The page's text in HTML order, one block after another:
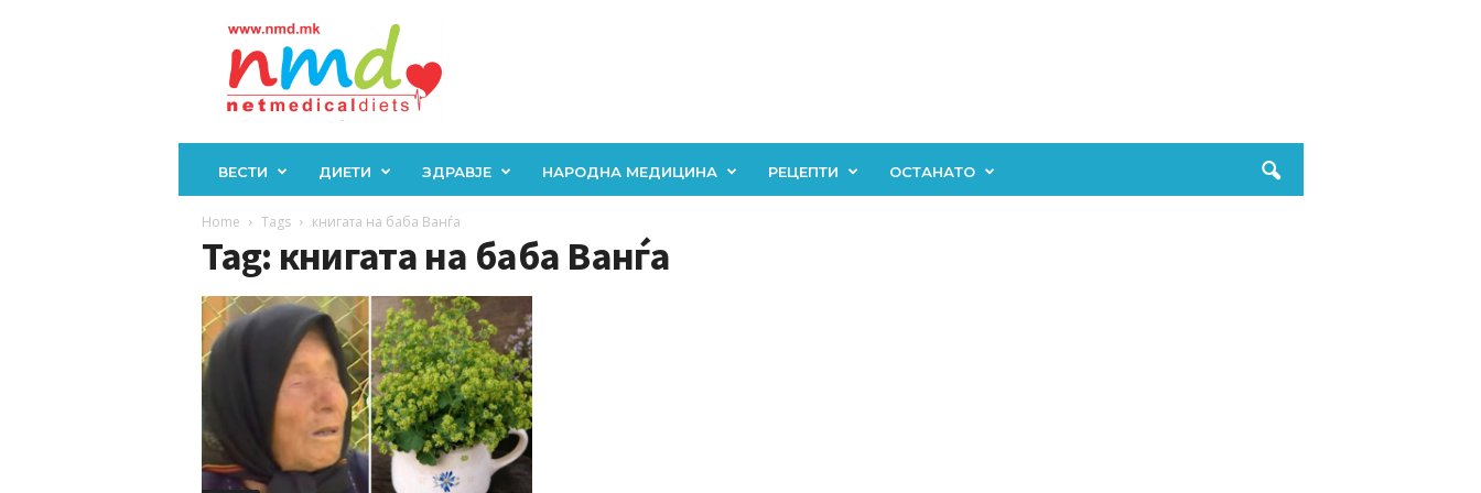
ВЕСТИ ДИЕТИ ЗДРАВЈЕ НАРОДНА МЕДИЦИНА РЕЦЕПТИ ОСТАНАТО
Home Tags книгата на баба Ванѓа
Tag: книгата на баба Ванѓа